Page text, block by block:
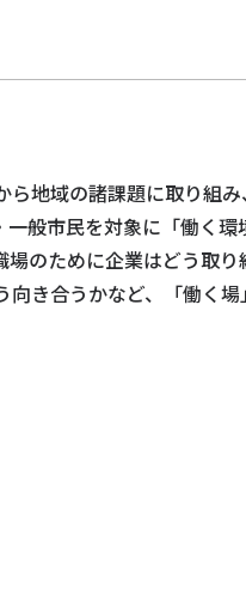
地域の諸課題に取り組
般市民を対象に「働く
のために企業はどう取
き合うかなど、「働く